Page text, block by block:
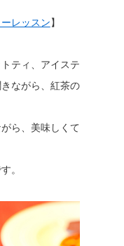
レッスン】
ティ、アイステ
ながら、紅茶の
ら、美味しくて
。